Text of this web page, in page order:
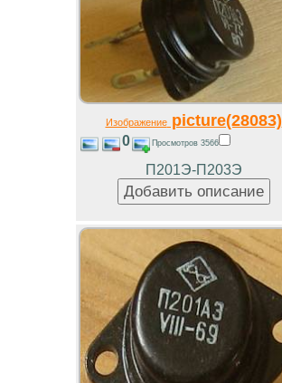
Изображениеpicture(28083)
0 Просмотров 3566
П201Э-П203Э